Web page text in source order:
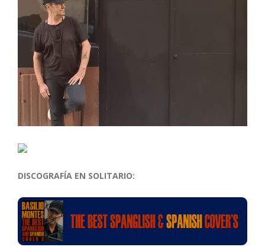
DISCOGRAFÍA EN SOLITARIO: